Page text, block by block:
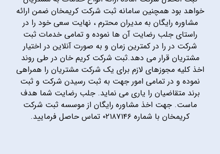
خواهد بود همچنین سامانه ثبت شرکت کریمخان ضمن ارائه
مشاوره رایگان به مدیران محترم ، نهایت سعی خود را در
راستای جلب رضایت آن ها نموده و تمامی خدمات ثبت
شرکت در را در کمترین زمان و به صورت آنلاین در اختیار
مشتریان قرار می دهد.ثبت شرکت کریم خان در طی روند
اخذ کلیه مجوزهای لازم برای یک شرکت مشتریان را همراهی
نموده و در تمامی امور جهت به ثبت رسیدن شرکت و ثبت
برند متقاضیان را یاری می نماید. جلب رضایت شما هدف
ماست. جهت اخذ مشاوره رایگان از موسسه ثبت شرکت
کریمخان با شماره ۰۲۱۸۷۱۴۶ تماس حاصل فرمایید.